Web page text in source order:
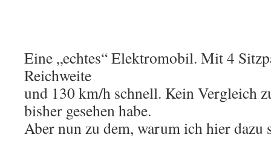
Eine „echtes“ Elektromobil. Mit 4
Reichweite
und 130 km/h schnell. Kein Vergleich
bisher gesehen habe.
Aber nun zu dem, warum ich hier dazu